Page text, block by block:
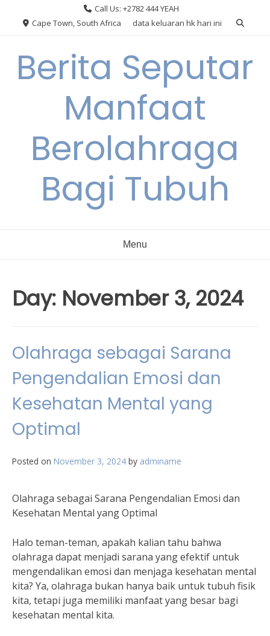
Call Us: +2782 444 YEAH
Cape Town, South Africa
data keluaran hk hari ini
Berita Seputar
Manfaat
Berolahraga
Bagi Tubuh
Menu
Day: November 3, 2024
Olahraga sebagai Sarana
Pengendalian Emosi dan
Kesehatan Mental yang
Optimal
Posted on November 3, 2024 by adminame
Olahraga sebagai Sarana Pengendalian Emosi dan
Kesehatan Mental yang Optimal
Halo teman-teman, apakah kalian tahu bahwa
olahraga dapat menjadi sarana yang efektif untuk
mengendalikan emosi dan menjaga kesehatan mental
kita? Ya, olahraga bukan hanya baik untuk tubuh fisik
kita, tetapi juga memiliki manfaat yang besar bagi
kesehatan mental kita.